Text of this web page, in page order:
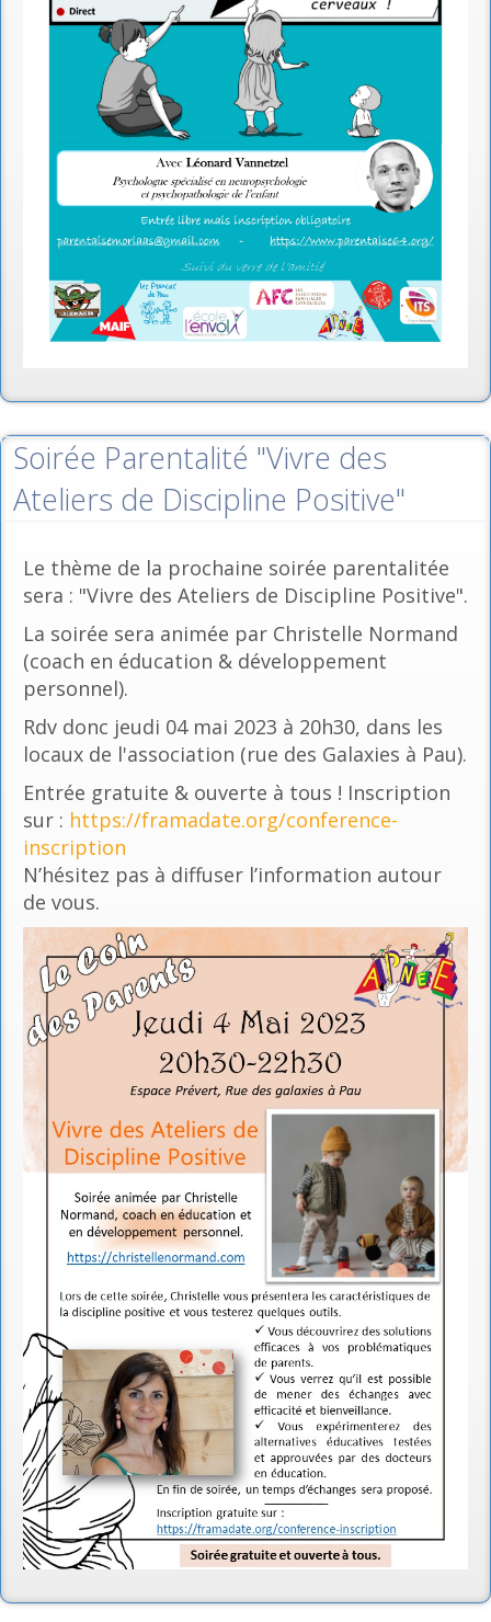
Soirée Parentalité "Vivre des
Ateliers de Discipline Positive"
Le thème de la prochaine soirée parentalitée
sera : "Vivre des Ateliers de Discipline Positive".
La soirée sera animée par Christelle Normand
(coach en éducation & développement
personnel).
Rdv donc jeudi 04 mai 2023 à 20h30, dans les
locaux de l'association (rue des Galaxies à Pau).
Entrée gratuite & ouverte à tous ! Inscription
sur : https://framadate.org/conference-
inscription
N’hésitez pas à diffuser l’information autour
de vous.